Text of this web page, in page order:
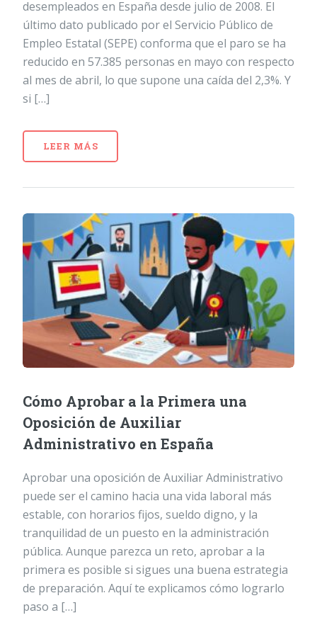
desempleados en España desde julio de 2008. El
último dato publicado por el Servicio Público de
Empleo Estatal (SEPE) conforma que el paro se ha
reducido en 57.385 personas en mayo con respecto
al mes de abril, lo que supone una caída del 2,3%. Y
si […]
LEER MÁS
Cómo Aprobar a la Primera una
Oposición de Auxiliar
Administrativo en España
Aprobar una oposición de Auxiliar Administrativo
puede ser el camino hacia una vida laboral más
estable, con horarios fijos, sueldo digno, y la
tranquilidad de un puesto en la administración
pública. Aunque parezca un reto, aprobar a la
primera es posible si sigues una buena estrategia
de preparación. Aquí te explicamos cómo lograrlo
paso a […]